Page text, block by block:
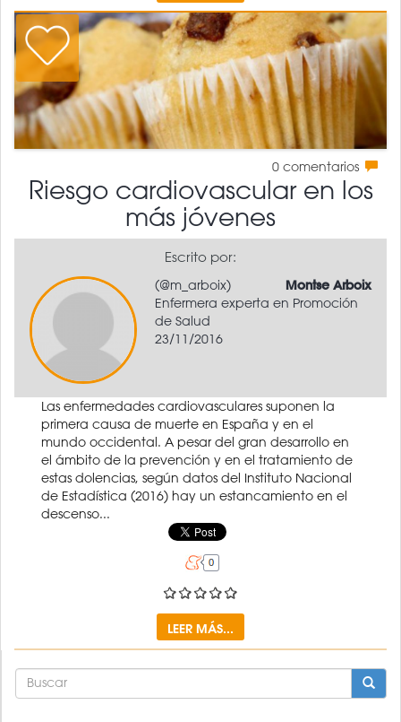
0 comentarios
Riesgo cardiovascular en los
más jóvenes
Escrito por:
Montse Arboix
(@m_arboix)
Enfermera experta en Promoción
de Salud
23/11/2016
Las enfermedades cardiovasculares suponen la
primera causa de muerte en España y en el
mundo occidental. A pesar del gran desarrollo en
el ámbito de la prevención y en el tratamiento de
estas dolencias, según datos del Instituto Nacional
de Estadística (2016) hay un estancamiento en el
descenso...
LEER MÁS...
FORMULARIO
DE